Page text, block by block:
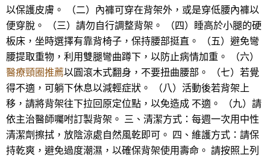
以保護皮膚。 （二）內褲可穿在背架外，或是穿低腰內褲以
便穿脫。 （三）請勿自行調整背架。 （四）睡高於小腿的硬
板床，坐時選擇有靠背椅子，保持腰部挺直。 （五）避免彎
腰提取重物，利用雙腿彎曲蹲下，以防止病情加重。 （六）
醫療頸圈推薦以圓滾木式翻身，不要扭曲腰部。 （七）若覺
得不適，可躺下休息以減輕症狀。 （八）活動後若背架上
移，請將背架往下拉回原定位點，以免造成 不適。 （九）請
依主治醫師囑咐訂製背架。 三、清潔方式：每週一次用中性
清潔劑擦拭，放陰涼處自然風乾即可。 四、維護方式：請保
持乾爽，避免過度潮濕，以確保背架使用壽命。 請按照上列